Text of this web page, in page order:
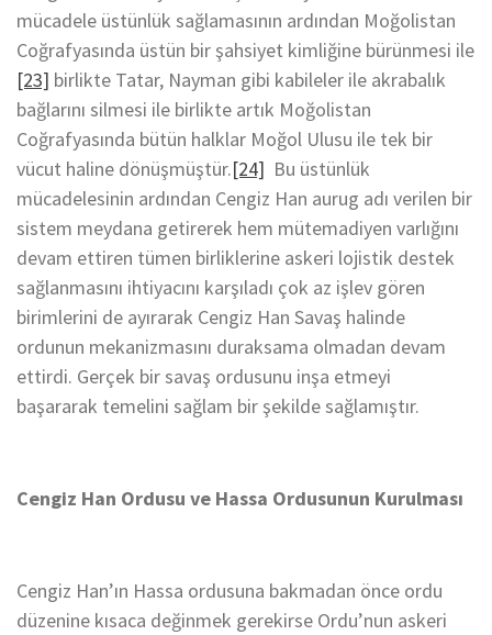
mücadele üstünlük sağlamasının ardından Moğolistan
Coğrafyasında üstün bir şahsiyet kimliğine bürünmesi ile
[23] birlikte Tatar, Nayman gibi kabileler ile akrabalık
bağlarını silmesi ile birlikte artık Moğolistan
Coğrafyasında bütün halklar Moğol Ulusu ile tek bir
vücut haline dönüşmüştür.[24] Bu üstünlük
mücadelesinin ardından Cengiz Han aurug adı verilen bir
sistem meydana getirerek hem mütemadiyen varlığını
devam ettiren tümen birliklerine askeri lojistik destek
sağlanmasını ihtiyacını karşıladı çok az işlev gören
birimlerini de ayırarak Cengiz Han Savaş halinde
ordunun mekanizmasını duraksama olmadan devam
ettirdi. Gerçek bir savaş ordusunu inşa etmeyi
başararak temelini sağlam bir şekilde sağlamıştır.
Cengiz Han Ordusu ve Hassa Ordusunun Kurulması
Cengiz Han’ın Hassa ordusuna bakmadan önce ordu
düzenine kısaca değinmek gerekirse Ordu’nun askeri